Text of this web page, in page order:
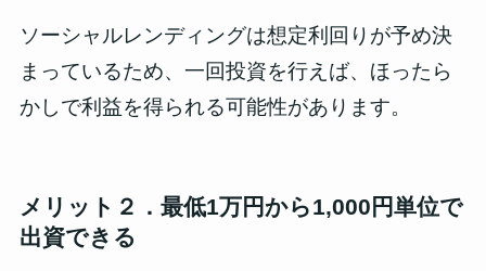
ソーシャルレンディングは想定利回りが予め決
まっているため、一回投資を行えば、ほったら
かしで利益を得られる可能性があります。
メリット２．最低1万円から1,000円単位で
出資できる